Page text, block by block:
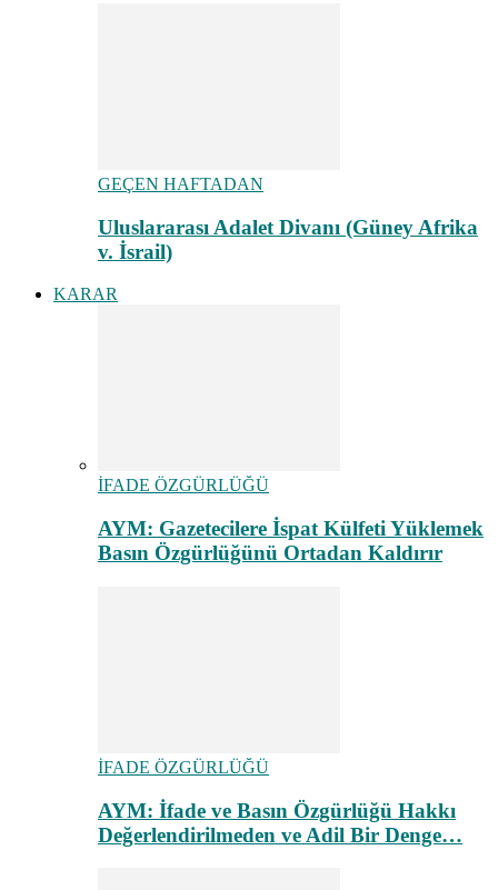
GEÇEN HAFTADAN
Uluslararası Adalet Divanı (Güney Afrika
v. İsrail)
KARAR
İFADE ÖZGÜRLÜĞÜ
AYM: Gazetecilere İspat Külfeti Yüklemek
Basın Özgürlüğünü Ortadan Kaldırır
İFADE ÖZGÜRLÜĞÜ
AYM: İfade ve Basın Özgürlüğü Hakkı
Değerlendirilmeden ve Adil Bir Denge…